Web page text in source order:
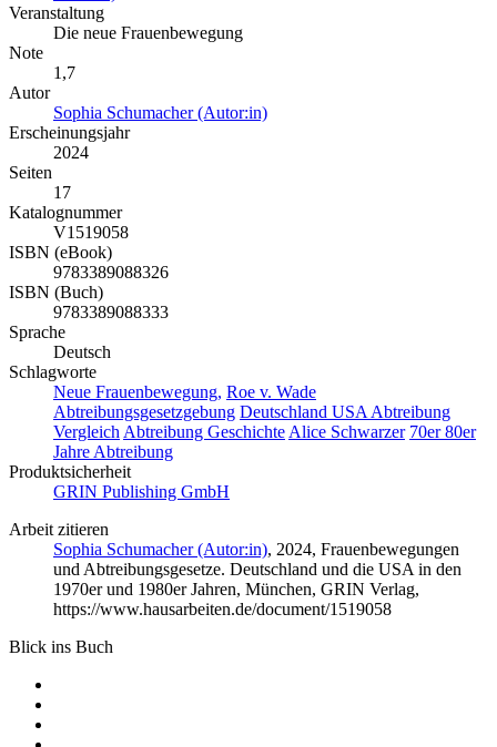
Veranstaltung
Die neue Frauenbewegung
Note
1,7
Autor
Sophia Schumacher (Autor:in)
Erscheinungsjahr
2024
Seiten
17
Katalognummer
V1519058
ISBN (eBook)
9783389088326
ISBN (Buch)
9783389088333
Sprache
Deutsch
Schlagworte
Neue Frauenbewegung, Roe v. Wade
Abtreibungsgesetzgebung Deutschland USA Abtreibung
Vergleich Abtreibung Geschichte Alice Schwarzer 70er 80er
Jahre Abtreibung
Produktsicherheit
GRIN Publishing GmbH
Arbeit zitieren
Sophia Schumacher (Autor:in), 2024, Frauenbewegungen
und Abtreibungsgesetze. Deutschland und die USA in den
1970er und 1980er Jahren, München, GRIN Verlag,
https://www.hausarbeiten.de/document/1519058
Blick ins Buch